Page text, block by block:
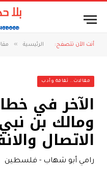
أنت الآن تتصفح: الرئيسية »
مقالات.. ثقافة وأدب
الآخر في
ومالك بن
الاتصال
رامي أبو شهاب - فلسطين